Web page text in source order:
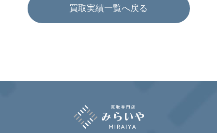
買取実績一覧へ戻る